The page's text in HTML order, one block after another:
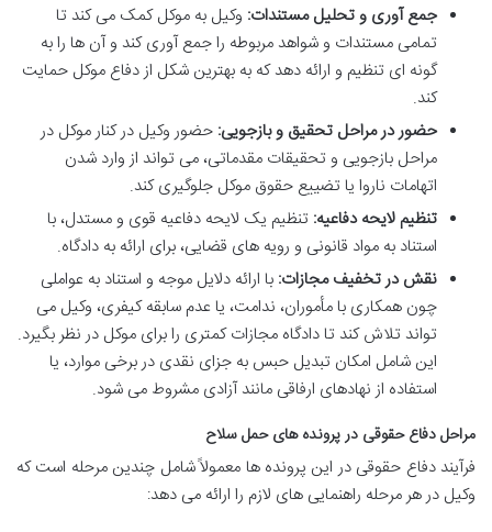
جمع آوری و تحلیل مستندات: وکیل به موکل کمک می کند تا
تمامی مستندات و شواهد مربوطه را جمع آوری کند و آن ها را به
گونه ای تنظیم و ارائه دهد که به بهترین شکل از دفاع موکل حمایت
کند.
حضور در مراحل تحقیق و بازجویی: حضور وکیل در کنار موکل در
مراحل بازجویی و تحقیقات مقدماتی، می تواند از وارد شدن
اتهامات ناروا یا تضییع حقوق موکل جلوگیری کند.
تنظیم لایحه دفاعیه: تنظیم یک لایحه دفاعیه قوی و مستدل، با
استناد به مواد قانونی و رویه های قضایی، برای ارائه به دادگاه.
نقش در تخفیف مجازات: با ارائه دلایل موجه و استناد به عواملی
چون همکاری با مأموران، ندامت، یا عدم سابقه کیفری، وکیل می
تواند تلاش کند تا دادگاه مجازات کمتری را برای موکل در نظر بگیرد.
این شامل امکان تبدیل حبس به جزای نقدی در برخی موارد، یا
استفاده از نهادهای ارفاقی مانند آزادی مشروط می شود.
مراحل دفاع حقوقی در پرونده های حمل سلاح
فرآیند دفاع حقوقی در این پرونده ها معمولاً شامل چندین مرحله است که
وکیل در هر مرحله راهنمایی های لازم را ارائه می دهد: